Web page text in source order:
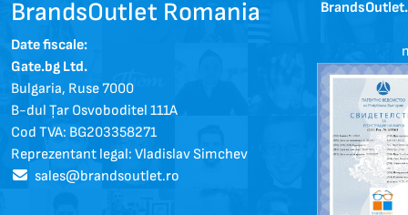
BrandsOutlet Romania
Date fiscale:
Gate.bg Ltd.
Bulgaria, Ruse 7000
B-dul Țar Osvoboditel 111A
Cod TVA: BG203358271
Reprezentant legal: Vladislav Simchev
sales@brandsoutlet.ro